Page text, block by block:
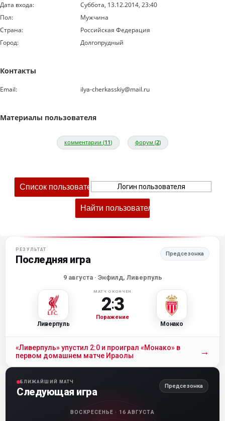
Дата входа:
Суббота, 13.12.2014, 23:40
Пол:
Мужчина
Страна:
Российская Федерация
Город:
Долгопрудный
Контакты
Email: ilya-cherkasskiy@mail.ru
Материалы пользователя
комментарии (11) форум (2)
РЕЗУЛЬТАТ
Последняя игра Предсезонка
9 августа· Энфилд, Ливерпуль
Ливерпуль
МАТЧ ОКОНЧЕН
2:3
Поражение
Монако
«Ливерпуль» упустил 2:0 и проиграл «Монако» в
первом домашнем матче Ираолы
→
БЛИЖАЙШИЙ МАТЧ
Следующая игра Предсезонка
ВОСКРЕСЕНЬЕ · 16 АВГУСТА